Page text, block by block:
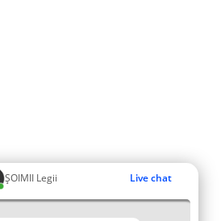
ȘOIMII Legii Live chat